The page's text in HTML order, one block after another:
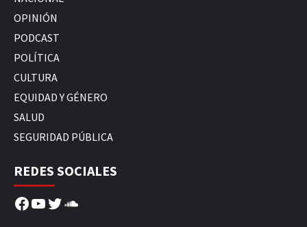
OPINIÓN
PODCAST
POLÍTICA
CULTURA
EQUIDAD Y GÉNERO
SALUD
SEGURIDAD PÚBLICA
REDES SOCIALES
Facebook
YouTube
Twitter
SoundCloud